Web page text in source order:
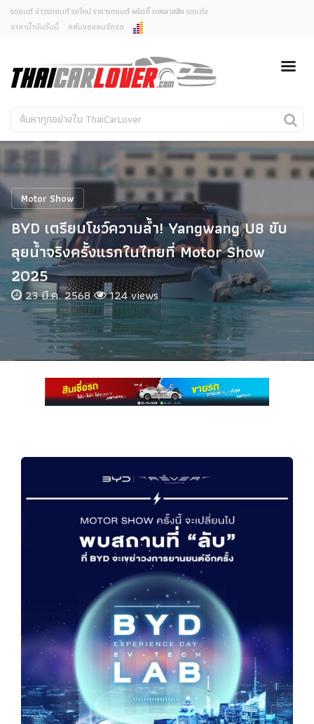
ยกเลิกการแจ้งเตือน
คุณต้องการยกเลิกการแจ้งเตือนข่าวสารเมื่อมีการอัพเดต
ใช่หรือไม่?
ไม่
รถยนต์ ข่าวรถยนต์ รถใหม่ ราคารถยนต์ พริตตี้ รถคลาสสิค รถแต่ง
ราคาน้ำมันวันนี้
คลับของคนรักรถ
รถใหม่
คนรักรถ
รถแต่ง
พริตตี้
งานแสดงรถ
Car In The Movie
สเปคราคา รถยนต์
Motor Show
BYD เตรียมโชว์ความล้ำ! Yangwang U8 ขับ
ลุยน้ำจริงครั้งแรกในไทยที่ Motor Show
2025
23 มี.ค. 2568 124 views